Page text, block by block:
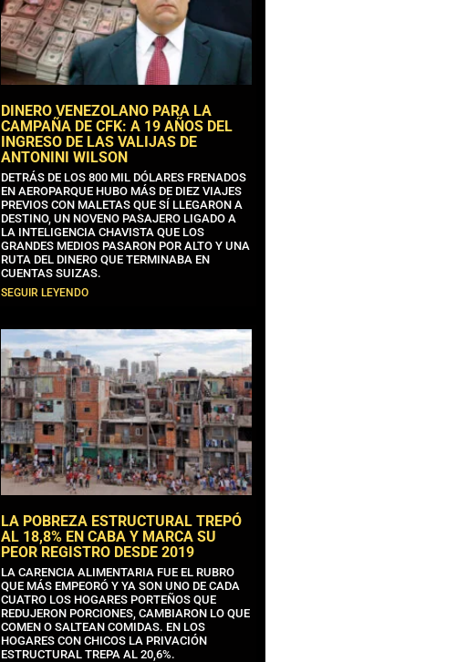
DINERO VENEZOLANO PARA LA
CAMPAÑA DE CFK: A 19 AÑOS DEL
INGRESO DE LAS VALIJAS DE
ANTONINI WILSON
DETRÁS DE LOS 800 MIL DÓLARES FRENADOS
EN AEROPARQUE HUBO MÁS DE DIEZ VIAJES
PREVIOS CON MALETAS QUE SÍ LLEGARON A
DESTINO, UN NOVENO PASAJERO LIGADO A
LA INTELIGENCIA CHAVISTA QUE LOS
GRANDES MEDIOS PASARON POR ALTO Y UNA
RUTA DEL DINERO QUE TERMINABA EN
CUENTAS SUIZAS.
SEGUIR LEYENDO
LA POBREZA ESTRUCTURAL TREPÓ
AL 18,8% EN CABA Y MARCA SU
PEOR REGISTRO DESDE 2019
LA CARENCIA ALIMENTARIA FUE EL RUBRO
QUE MÁS EMPEORÓ Y YA SON UNO DE CADA
CUATRO LOS HOGARES PORTEÑOS QUE
REDUJERON PORCIONES, CAMBIARON LO QUE
COMEN O SALTEAN COMIDAS. EN LOS
HOGARES CON CHICOS LA PRIVACIÓN
ESTRUCTURAL TREPA AL 20,6%.